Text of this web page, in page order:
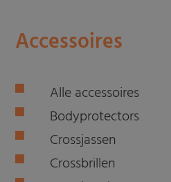
Accessoires
Alle accessoires
Bodyprotectors
Crossjassen
Crossbrillen